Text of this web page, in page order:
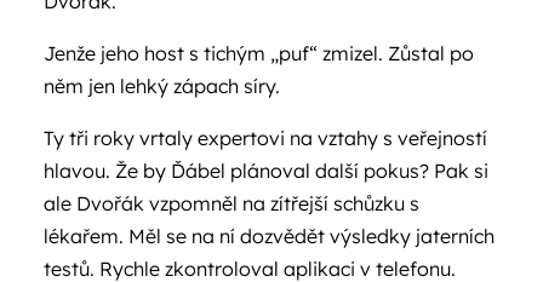
Jenže jeho host s tichým „puf“ zmizel. Zůstal po
něm jen lehký zápach síry.
Ty tři roky vrtaly expertovi na vztahy s veřejností
hlavou. Že by Ďábel plánoval další pokus? Pak si
ale Dvořák vzpomněl na zítřejší schůzku s
lékařem. Měl se na ní dozvědět výsledky jaterních
testů. Rychle zkontroloval aplikaci v telefonu.